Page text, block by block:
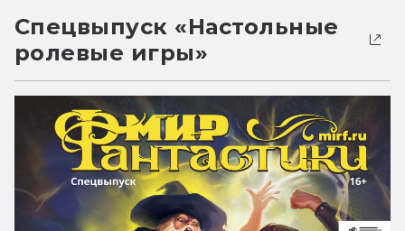
Спецвыпуск «Настольные
ролевые игры»